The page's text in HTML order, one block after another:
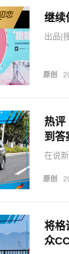
继续
出品|
原创
热评
到答
在说
权。
原创
将格
众